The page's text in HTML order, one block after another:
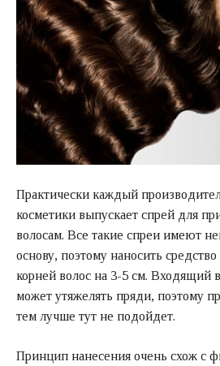
Практически каждый
косметики выпускает спрей для
волосам. Все такие спреи имеют
основу, поэтому наносить
корней волос на 3-5 см. Входящий
может утяжелять пряди, поэтому
тем лучше тут не подойдет.
Принцип нанесения очень схож с